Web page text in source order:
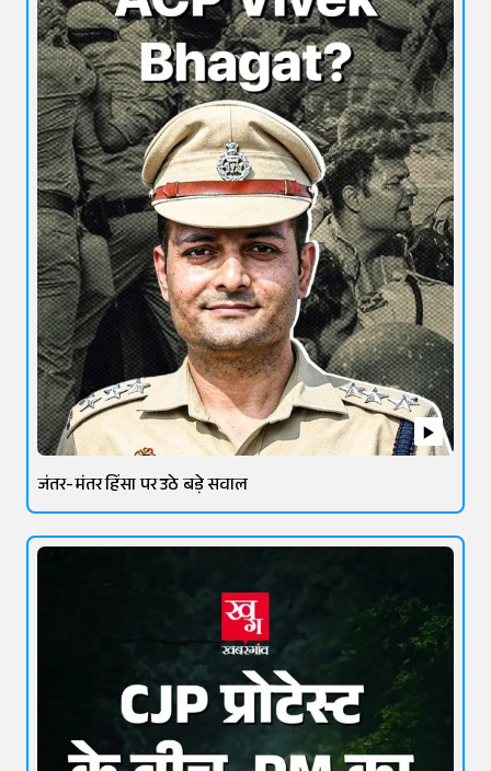
जंतर-मंतर हिंसा पर उठे बड़े सवाल